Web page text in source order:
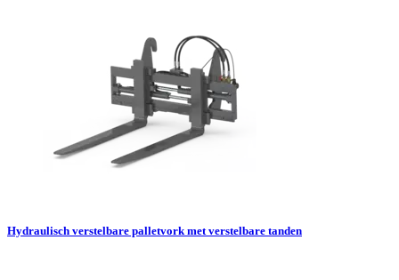
Hydraulisch verstelbare palletvork met verstelbare tanden